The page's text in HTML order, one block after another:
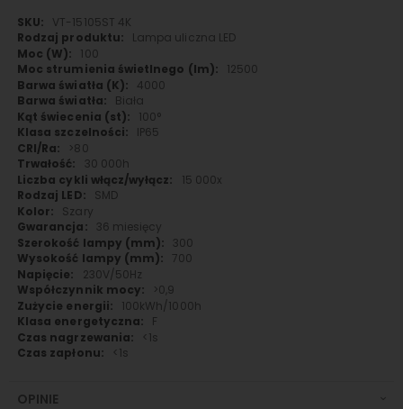
Więcej
informacji
VT-15105ST 4K
Lampa uliczna LED
100
12500
4000
Biała
100°
IP65
>80
30 000h
15 000x
SMD
Szary
36 miesięcy
300
700
230V/50Hz
>0,9
100kWh/1000h
F
<1s
<1s
OPINIE